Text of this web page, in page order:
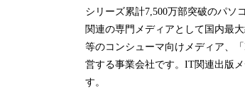
シリーズ累計7,500万部突破のパソ
関連の専門メディアとして国内最
等のコンシューマ向けメディア、
営する事業会社です。IT関連出版
す。